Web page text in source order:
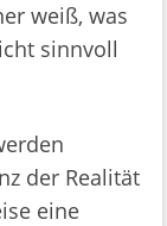
weiß, was
sinnvoll
der Realität
eine